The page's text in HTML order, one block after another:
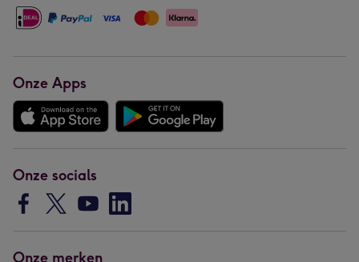
Onze Apps
Onze socials
Onze merken